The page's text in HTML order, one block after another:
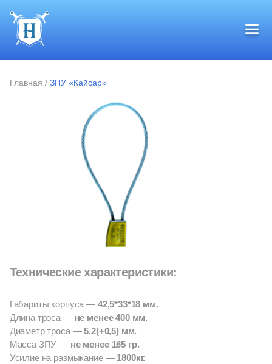
Главная / ЗПУ «Кайсар»
Технические характеристики:
Габариты корпуса — 42,5*33*18 мм.
Длина троса — не менее 400 мм.
Диаметр троса —5,2(+0,5) мм.
Масса ЗПУ — не менее 165 гр.
Усилие на размыкание — 1800кг.